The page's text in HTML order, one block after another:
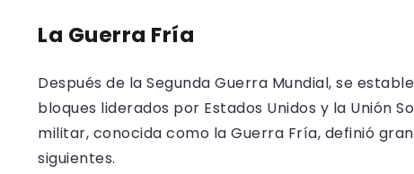
La Guerra Fría
Después de la Segunda Guerra Mundial, se
bloques liderados por Estados Unidos y la Unión
militar, conocida como la Guerra Fría, definió
siguientes.